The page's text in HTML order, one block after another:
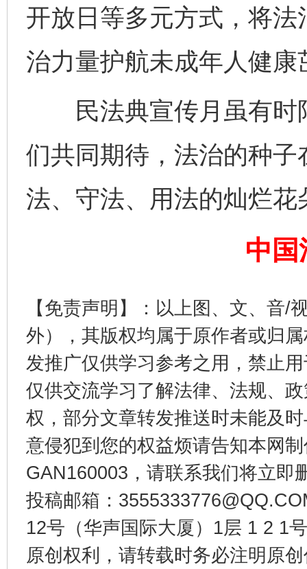
开放日等多元方式，将
治力量护航未成年人健康
民法典宣传月虽有时
们共同期待，法治的种
法、守法、用法的灿烂花
中国
【免责声明】：以上图、文、音/
外），其版权均属于原作者或归
发推广仅供学习参考之用，禁止
仅供交流学习了解法律、法规、
权，部分文章转发推送时未能及
意侵犯到您的权益烦请告知本网
GAN160003，请联系我们将立即
投稿邮箱：
12号（华声国际大厦）1层 1 2 1
原创权利，请转载时务必注明原
完善运行机制助力责任有效落实 一纸欠
东山县通报“牛蛙产品抗生素超标问题” 法
千年窑火 生生不息 一
揭开“小金库”的免责幌子